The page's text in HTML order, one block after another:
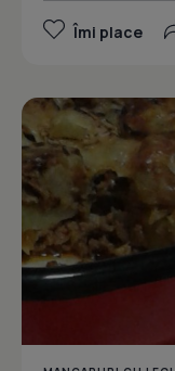
Îmi place